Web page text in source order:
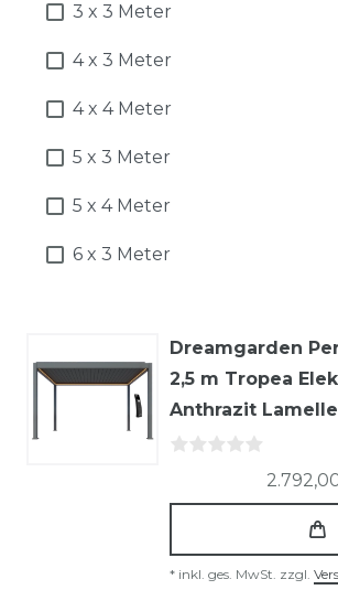
3 x 3 Meter
4 x 3 Meter
4 x 4 Meter
5 x 3 Meter
5 x 4 Meter
6 x 3 Meter
Dreamgarden
2,5 m Tropea
Anthrazit
* inkl. ges. MwSt. zzgl.